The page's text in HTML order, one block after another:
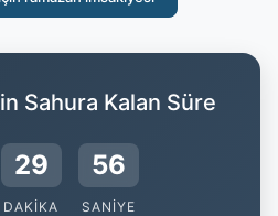
Sahura Kalan Süre
29
DAKIKA
55
SANIYE